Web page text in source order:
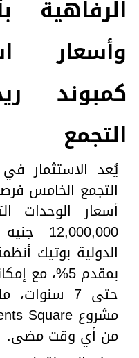
الرفاهية
وأسعار
كمبوند
التجمع
يُعد الاستثمار
التجمع الخامس
أسعار الوحدات
الدولية بوتيك
بمقدم 5%،
حتى 7
من أي وقت مضى.